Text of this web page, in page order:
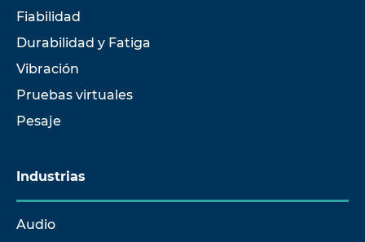
Fiabilidad
Durabilidad y Fatiga
Vibración
Pruebas virtuales
Pesaje
Industrias
Audio